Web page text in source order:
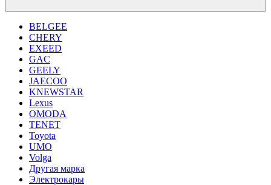
BELGEE
CHERY
EXEED
GAC
GEELY
JAECOO
KNEWSTAR
Lexus
OMODA
TENET
Toyota
UMO
Volga
Другая марка
Электрокары